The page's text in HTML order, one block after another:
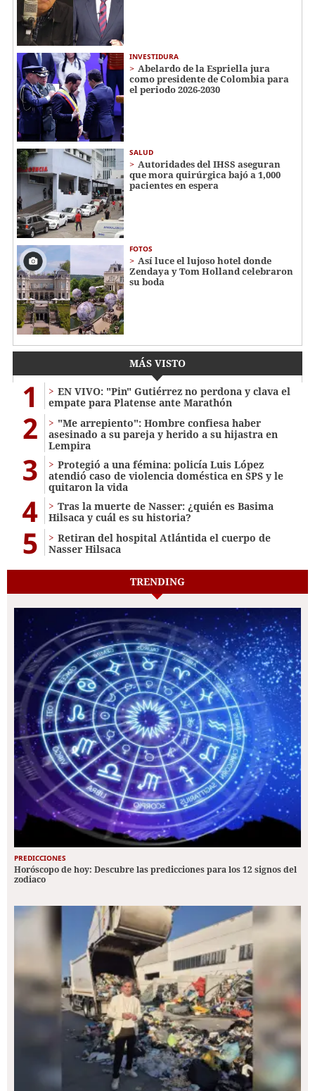
INVESTIDURA
Abelardo de la Espriella jura
como presidente de Colombia para
el periodo 2026-2030
SALUD
Autoridades del IHSS aseguran
que mora quirúrgica bajó a 1,000
pacientes en espera
FOTOS
Así luce el lujoso hotel donde
Zendaya y Tom Holland celebraron
su boda
MÁS VISTO
1
EN VIVO: "Pin" Gutiérrez no perdona y clava el
empate para Platense ante Marathón
2
"Me arrepiento": Hombre confiesa haber
asesinado a su pareja y herido a su hijastra en
Lempira
3
Protegió a una fémina: policía Luis López
atendió caso de violencia doméstica en SPS y le
quitaron la vida
4
Tras la muerte de Nasser: ¿quién es Basima
Hilsaca y cuál es su historia?
5
Retiran del hospital Atlántida el cuerpo de
Nasser Hilsaca
TRENDING
PREDICCIONES
Horóscopo de hoy: Descubre las predicciones para los 12 signos del
zodiaco